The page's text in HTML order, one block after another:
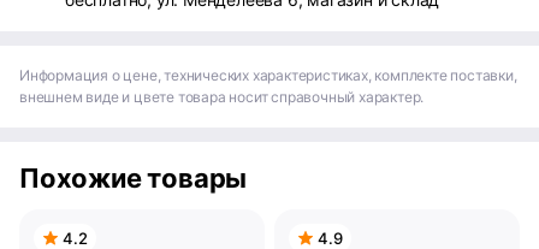
Информация о цене, технических характеристиках, комплекте поставки,
внешнем виде и цвете товара носит справочный характер.
Похожие товары
4.2 4.9